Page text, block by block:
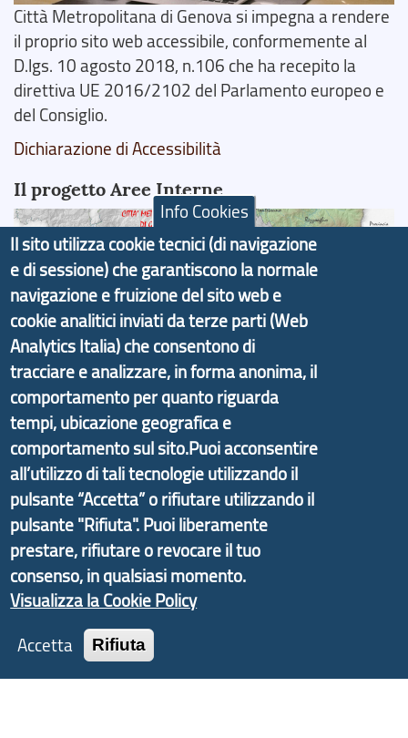
Città Metropolitana di Genova si impegna a rendere
il proprio sito web accessibile, conformemente al
D.lgs. 10 agosto 2018, n.106 che ha recepito la
direttiva UE 2016/2102 del Parlamento europeo e
del Consiglio.
Dichiarazione di Accessibilità
Il progetto Aree Interne
Il portale di marketing territoriale e sviluppo locale
di Genova Città Metropolitana si è sviluppato a
partire dal progetto nazionale Aree Interne
promosso dal Dipartimento per lo Sviluppo
Economico e finalizzato al rilancio socio-economico
delle valli dell’entroterra. In particolare fornisce
informazioni ed aggiornamenti sullaStrategia
d'Area Antola-Tigullio, in collaborazione con Regione
Liguria ed ANCI Liguria.
Copyright © 2017 Città metropolitana di Genova |
CF: 80007350103
Tecnologie e Accessibilità
Info Cookies
Il sito utilizza cookie tecnici (di navigazione
e di sessione) che garantiscono la normale
navigazione e fruizione del sito web e
cookie analitici inviati da terze parti (Web
Analytics Italia) che consentono di
tracciare e analizzare, in forma anonima, il
comportamento per quanto riguarda
tempi, ubicazione geografica e
comportamento sul sito.Puoi acconsentire
all’utilizzo di tali tecnologie utilizzando il
pulsante “Accetta” o rifiutare utilizzando il
pulsante "Rifiuta". Puoi liberamente
prestare, rifiutare o revocare il tuo
consenso, in qualsiasi momento.
Visualizza la Cookie Policy
Accetta
Rifiuta